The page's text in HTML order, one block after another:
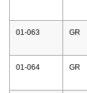
01-063 GR
01-064 GR